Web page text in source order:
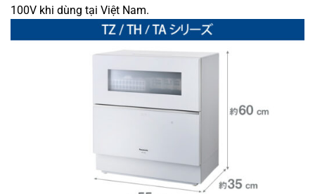
100V khi dùng tại Việt Nam.